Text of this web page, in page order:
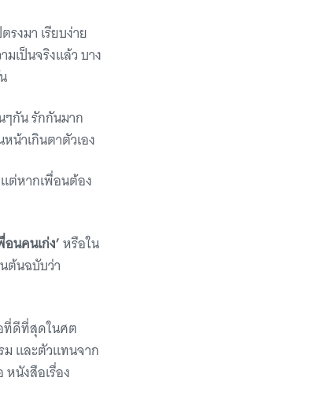
งมา เรียบง่าย
เป็นจริงแล้ว บาง
กัน รักกันมาก
น้าเกินตาตัวเอง
ต่หากเพื่อนต้อง
อนคนเก่ง’หรือใน
ต้นฉบับว่า
ที่ดีที่สุดในศต
ม และตัวแทนจาก
นังสือเรื่อง